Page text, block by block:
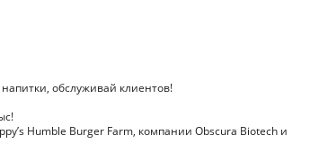
обслуживай клиентов!
Humble Burger Farm, компании Obscura Biotech и